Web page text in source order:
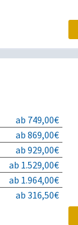
ab 749,00€
ab 869,00€
ab 929,00€
ab 1.529,00€
ab 1.964,00€
ab 316,50€